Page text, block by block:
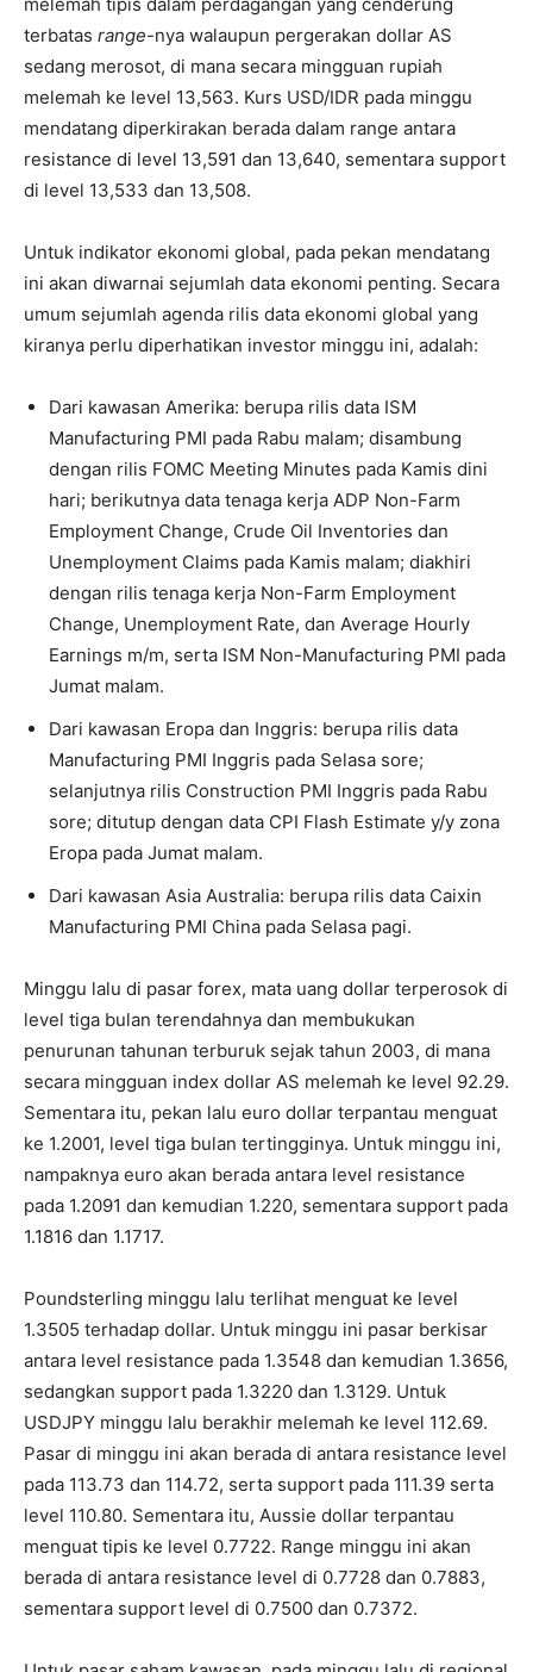
terbatas range-nya walaupun pergerakan dollar AS
sedang merosot, di mana secara mingguan rupiah
melemah ke level 13,563. Kurs USD/IDR pada minggu
mendatang diperkirakan berada dalam range antara
resistance di level 13,591 dan 13,640, sementara support
di level 13,533 dan 13,508.
Untuk indikator ekonomi global, pada pekan mendatang
ini akan diwarnai sejumlah data ekonomi penting. Secara
umum sejumlah agenda rilis data ekonomi global yang
kiranya perlu diperhatikan investor minggu ini, adalah:
Dari kawasan Amerika: berupa rilis data ISM
Manufacturing PMI pada Rabu malam; disambung
dengan rilis FOMC Meeting Minutes pada Kamis dini
hari; berikutnya data tenaga kerja ADP Non-Farm
Employment Change, Crude Oil Inventories dan
Unemployment Claims pada Kamis malam; diakhiri
dengan rilis tenaga kerja Non-Farm Employment
Change, Unemployment Rate, dan Average Hourly
Earnings m/m, serta ISM Non-Manufacturing PMI pada
Jumat malam.
Dari kawasan Eropa dan Inggris: berupa rilis data
Manufacturing PMI Inggris pada Selasa sore;
selanjutnya rilis Construction PMI Inggris pada Rabu
sore; ditutup dengan data CPI Flash Estimate y/y zona
Eropa pada Jumat malam.
Dari kawasan Asia Australia: berupa rilis data Caixin
Manufacturing PMI China pada Selasa pagi.
Minggu lalu di pasar forex, mata uang dollar terperosok di
level tiga bulan terendahnya dan membukukan
penurunan tahunan terburuk sejak tahun 2003, di mana
secara mingguan index dollar AS melemah ke level 92.29.
Sementara itu, pekan lalu euro dollar terpantau menguat
ke 1.2001, level tiga bulan tertingginya. Untuk minggu ini,
nampaknya euro akan berada antara level resistance
pada 1.2091 dan kemudian 1.220, sementara support pada
1.1816 dan 1.1717.
Poundsterling minggu lalu terlihat menguat ke level
1.3505 terhadap dollar. Untuk minggu ini pasar berkisar
antara level resistance pada 1.3548 dan kemudian 1.3656,
sedangkan support pada 1.3220 dan 1.3129. Untuk
USDJPY minggu lalu berakhir melemah ke level 112.69.
Pasar di minggu ini akan berada di antara resistance level
pada 113.73 dan 114.72, serta support pada 111.39 serta
level 110.80. Sementara itu, Aussie dollar terpantau
menguat tipis ke level 0.7722. Range minggu ini akan
berada di antara resistance level di 0.7728 dan 0.7883,
sementara support level di 0.7500 dan 0.7372.